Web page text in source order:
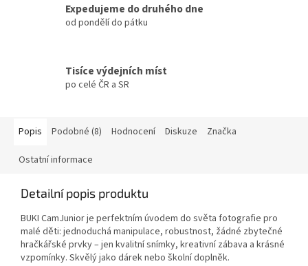
Expedujeme do druhého dne
od pondělí do pátku
Tisíce výdejních míst
po celé ČR a SR
Popis Podobné (8) Hodnocení Diskuze Značka
Ostatní informace
Detailní popis produktu
BUKI CamJunior je perfektním úvodem do světa fotografie pro
malé děti: jednoduchá manipulace, robustnost, žádné zbytečné
hračkářské prvky – jen kvalitní snímky, kreativní zábava a krásné
vzpomínky. Skvělý jako dárek nebo školní doplněk.